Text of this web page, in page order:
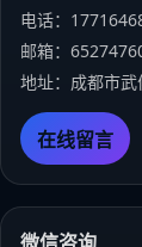
电话：
邮箱：
地址：成都市
在线留言